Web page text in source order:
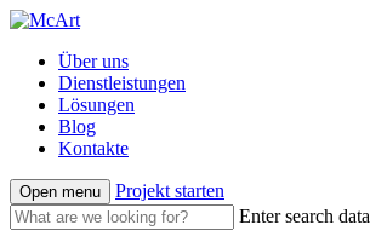
Über uns
Dienstleistungen
Lösungen
Blog
Kontakte
Open menu
Projekt starten
Enter search data